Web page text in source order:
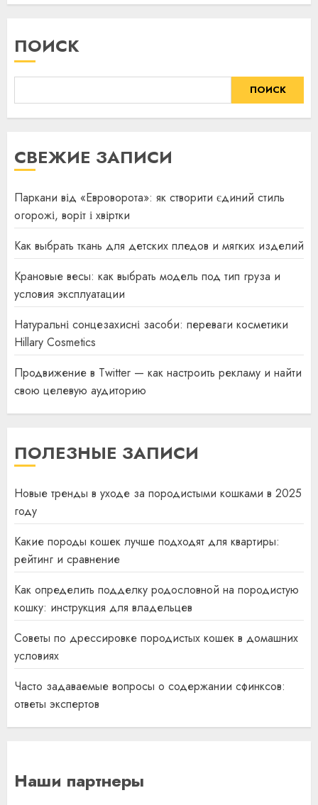
ПОИСК
ПОИСК
СВЕЖИЕ ЗАПИСИ
Паркани від «Евроворота»: як створити єдиний стиль
огорожі, воріт і хвіртки
Как выбрать ткань для детских пледов и мягких изделий
Крановые весы: как выбрать модель под тип груза и
условия эксплуатации
Натуральні сонцезахисні засоби: переваги косметики
Hillary Cosmetics
Продвижение в Twitter — как настроить рекламу и найти
свою целевую аудиторию
ПОЛЕЗНЫЕ ЗАПИСИ
Новые тренды в уходе за породистыми кошками в 2025
году
Какие породы кошек лучше подходят для квартиры:
рейтинг и сравнение
Как определить подделку родословной на породистую
кошку: инструкция для владельцев
Советы по дрессировке породистых кошек в домашних
условиях
Часто задаваемые вопросы о содержании сфинксов:
ответы экспертов
Наши партнеры